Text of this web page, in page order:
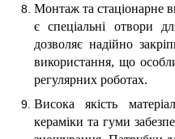
Монтаж та стаціонарне
є спеціальні отвори
дозволяє надійно
використання, що
регулярних роботах.
Висока якість
кераміки та гуми